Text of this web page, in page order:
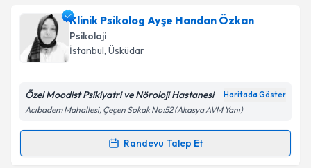
kapsamda işlenmesini kabul ediyorum.
Takvim Talebini Gönder
Uzm. Psk. Didem Üngör Dörtkoliçin randevu
takvimi talebi oluşturun. Size bu uzmandan randevu
almanız için bir takvim hazırlandığında e-posta ile
bilgilendireceğiz.
Kişisel verilerimin işlenmesine ilişkinAydınlatma
Klinik Psikolog Ayşe Handan Özkan
Psikoloji
İstanbul, Üsküdar
Özel Moodist Psikiyatri ve Nöroloji Hastanesi Haritada Göster
Acıbadem Mahallesi, Çeçen Sokak No:52 (Akasya AVM Yanı)
Randevu Talep Et
Randevu Takvimi Talebi